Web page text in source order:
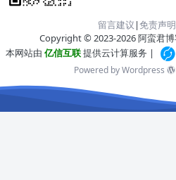
留言建议 |免责声明
Copyright © 2023-2026 阿蛮君博
本网站由 亿信互联提供云计算服务 |
Powered by Wordpress